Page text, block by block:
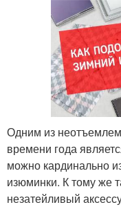
Одним из
времени года
можно кардинально
изюминки. К тому же
незатейливый